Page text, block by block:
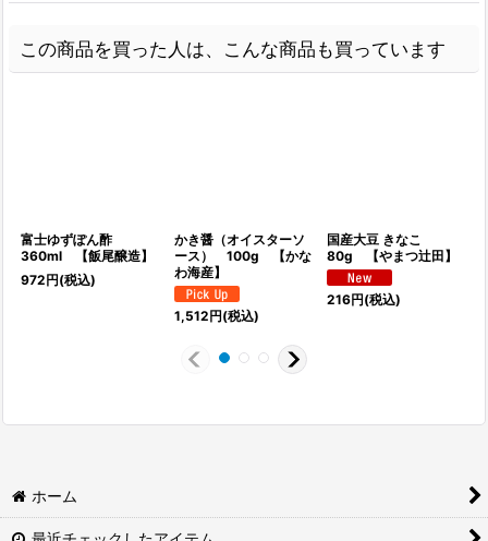
この商品を買った人は、こんな商品も買っています
富士ゆずぽん酢
360ml 【飯尾醸造】
972円(税込)
かき醤（オイスターソ
ース） 100g 【かな
わ海産】
1,512円(税込)
国産大豆 きなこ
80g 【やまつ辻田】
216円(税込)
ホーム